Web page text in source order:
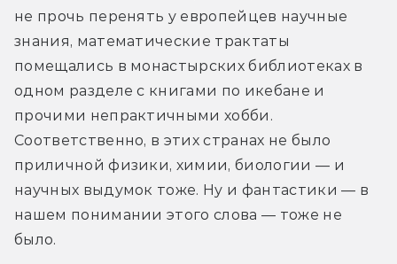
не прочь перенять у европейцев научные
знания, математические трактаты
помещались в монастырских библиотеках в
одном разделе с книгами по икебане и
прочими непрактичными хобби.
Соответственно, в этих странах не было
приличной физики, химии, биологии — и
научных выдумок тоже. Ну и фантастики — в
нашем понимании этого слова — тоже не
было.